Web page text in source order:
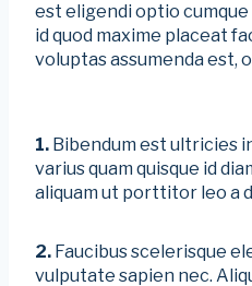
est eligendi optio
id quod maxime placeat
voluptas assumenda est,
1. Bibendum est ultricies
varius quam quisque id
aliquam ut porttitor leo a
2. Faucibus scelerisque
vulputate sapien nec.